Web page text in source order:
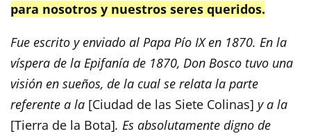
para nosotros y nuestros seres queridos.
Fue escrito y enviado al Papa Pío IX en 1870. En la
víspera de la Epifanía de 1870, Don Bosco tuvo una
visión en sueños, de la cual se relata la parte
referente a la [Ciudad de las Siete Colinas] y a la
[Tierra de la Bota]. Es absolutamente digno de